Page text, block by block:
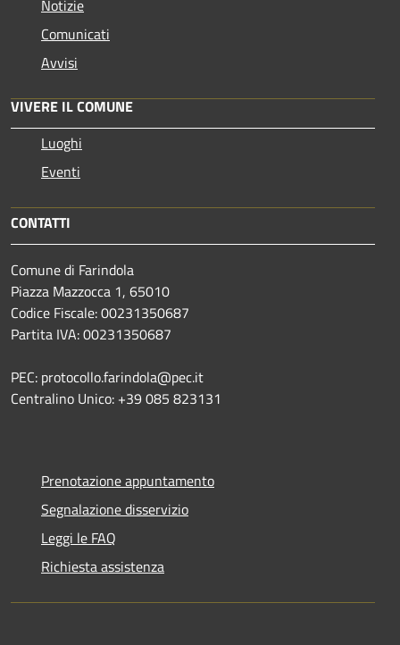
Notizie
Comunicati
Avvisi
VIVERE IL COMUNE
Luoghi
Eventi
CONTATTI
Comune di Farindola
Piazza Mazzocca 1, 65010
Codice Fiscale: 00231350687
Partita IVA: 00231350687
PEC: protocollo.farindola@pec.it
Centralino Unico: +39 085 823131
Prenotazione appuntamento
Segnalazione disservizio
Leggi le FAQ
Richiesta assistenza